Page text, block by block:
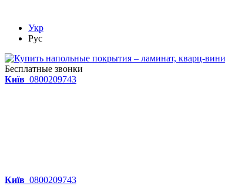
Укр
Рус
Бесплатные звонки
Київ 0800209743
Київ 0800209743